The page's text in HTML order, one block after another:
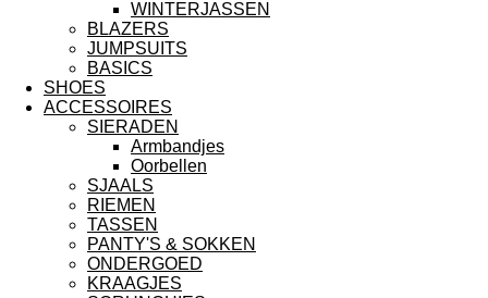
WINTERJASSEN
BLAZERS
JUMPSUITS
BASICS
SHOES
ACCESSOIRES
SIERADEN
Armbandjes
Oorbellen
SJAALS
RIEMEN
TASSEN
PANTY'S & SOKKEN
ONDERGOED
KRAAGJES